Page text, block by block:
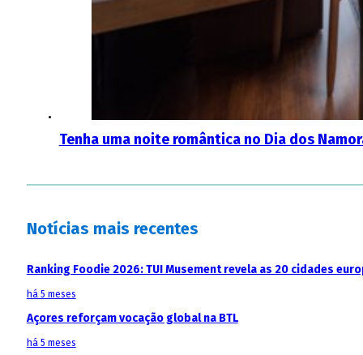
Tenha uma noite romântica no Dia dos
Notícias mais recentes
Ranking Foodie 2026: TUI Musement revela as 20 cidades
há 5 meses
Açores reforçam vocação global na BTL
há 5 meses